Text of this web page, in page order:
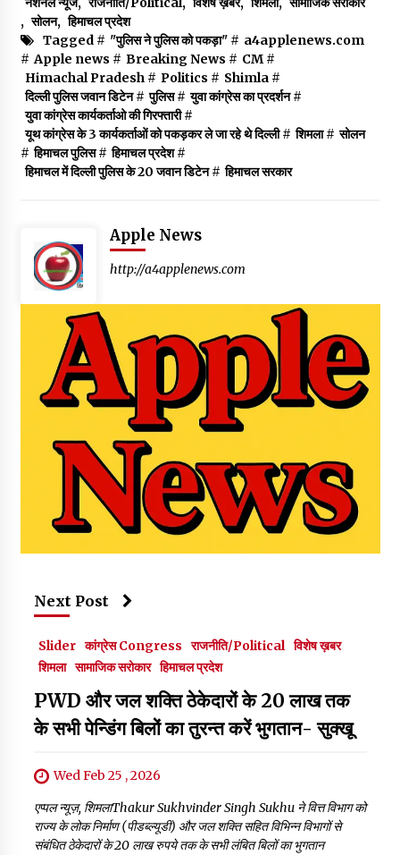
, सोलन, हिमाचल प्रदेश
Tagged # "पुलिस ने पुलिस को पकड़ा"# a4applenews.com
# Apple news # Breaking News # CM#
Himachal Pradesh# Politics # Shimla#
दिल्ली पुलिस जवान डिटेन# पुलिस# युवा कांग्रेस का प्रदर्शन#
युवा कांग्रेस कार्यकर्ताओ की गिरफ्तारी#
यूथ कांग्रेस के 3 कार्यकर्ताओं को पकड़कर ले जा रहे थे दिल्ली# शिमला# सोलन
# हिमाचल पुलिस# हिमाचल प्रदेश#
हिमाचल में दिल्ली पुलिस के 20 जवान डिटेन# हिमाचल सरकार
Apple News
http://a4applenews.com
Next Post
Slider कांग्रेस Congress राजनीति/Political विशेष ख़बर
शिमला सामाजिक सरोकार हिमाचल प्रदेश
PWD और जल शक्ति ठेकेदारों के 20 लाख तक
के सभी पेन्डिंग बिलों का तुरन्त करें भुगतान- सुक्खू
Wed Feb 25 , 2026
एप्पल न्यूज़, शिमलाThakur Sukhvinder Singh Sukhu ने वित्त विभाग को
राज्य के लोक निर्माण (पीडब्ल्यूडी) और जल शक्ति सहित विभिन्न विभागों से
संबंधित ठेकेदारों के 20 लाख रुपये तक के सभी लंबित बिलों का भुगतान